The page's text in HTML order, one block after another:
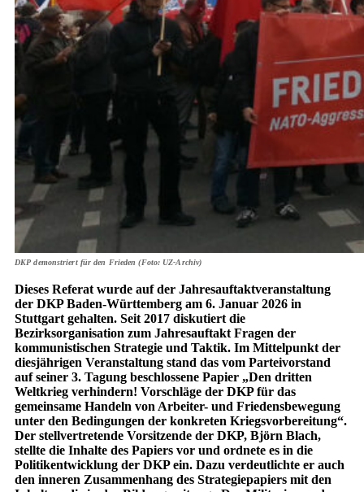
DKP demonstriert für den Frieden (Foto: UZ-Archiv)
Dieses Referat wurde auf der Jahresauftaktveranstaltung
der DKP Baden-Württemberg am 6. Januar 2026 in
Stuttgart gehalten. Seit 2017 diskutiert die
Bezirksorganisation zum Jahresauftakt Fragen der
kommunistischen Strategie und Taktik. Im Mittelpunkt der
diesjährigen Veranstaltung stand das vom Parteivorstand
auf seiner 3. Tagung beschlossene Papier „Den dritten
Weltkrieg verhindern! Vorschläge der DKP für das
gemeinsame Handeln von Arbeiter- und Friedensbewegung
unter den Bedingungen der konkreten Kriegsvorbereitung“.
Der stellvertretende Vorsitzende der DKP, Björn Blach,
stellte die Inhalte des Papiers vor und ordnete es in die
Politikentwicklung der DKP ein. Dazu verdeutlichte er auch
den inneren Zusammenhang des Strategiepapiers mit den